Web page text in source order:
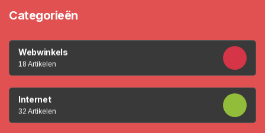
Categorieën
Webwinkels
18 Artikelen
Internet
32 Artikelen